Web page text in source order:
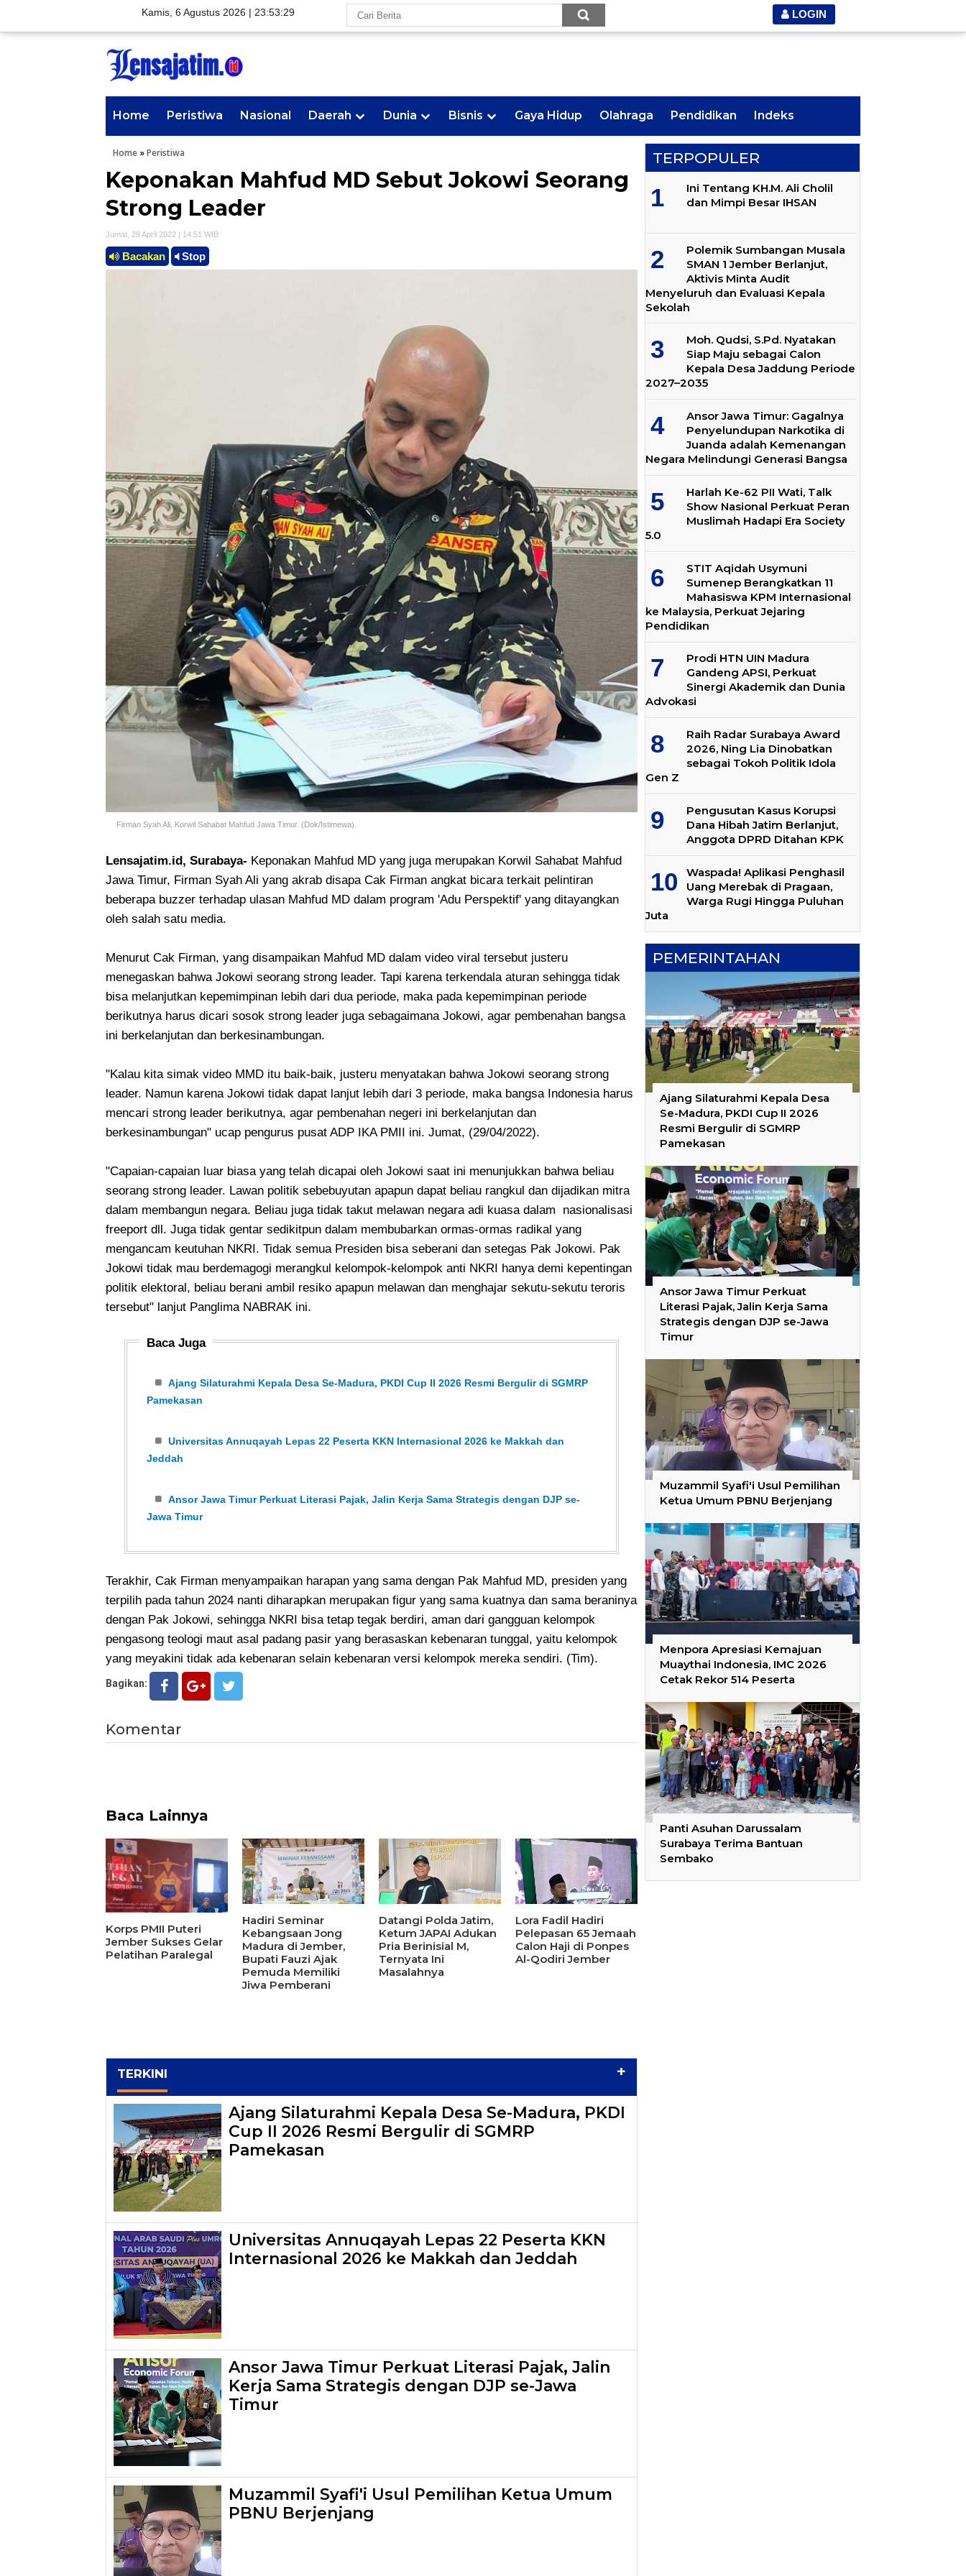
Kamis, 6 Agustus 2026 | 23:53:30 LOGIN
Home Peristiwa Nasional Daerah Dunia Bisnis Gaya Hidup Olahraga Pendidikan Indeks
Home »Peristiwa
Keponakan Mahfud MD Sebut Jokowi Seorang
Strong Leader
Jumat, 29 April 2022 | 14.51 WIB
Bacakan Stop
Firman Syah Ali, Korwil Sahabat Mahfud Jawa Timur. (Dok/Istimewa).
Lensajatim.id, Surabaya- Keponakan Mahfud MD yang juga merupakan Korwil Sahabat Mahfud
Jawa Timur, Firman Syah Ali yang akrab disapa Cak Firman angkat bicara terkait pelintiran
beberapa buzzer terhadap ulasan Mahfud MD dalam program 'Adu Perspektif' yang ditayangkan
oleh salah satu media.
Menurut Cak Firman, yang disampaikan Mahfud MD dalam video viral tersebut justeru
menegaskan bahwa Jokowi seorang strong leader. Tapi karena terkendala aturan sehingga tidak
bisa melanjutkan kepemimpinan lebih dari dua periode, maka pada kepemimpinan periode
berikutnya harus dicari sosok strong leader juga sebagaimana Jokowi, agar pembenahan bangsa
ini berkelanjutan dan berkesinambungan.
"Kalau kita simak video MMD itu baik-baik, justeru menyatakan bahwa Jokowi seorang strong
leader. Namun karena Jokowi tidak dapat lanjut lebih dari 3 periode, maka bangsa Indonesia harus
mencari strong leader berikutnya, agar pembenahan negeri ini berkelanjutan dan
berkesinambungan" ucap pengurus pusat ADP IKA PMII ini. Jumat, (29/04/2022).
"Capaian-capaian luar biasa yang telah dicapai oleh Jokowi saat ini menunjukkan bahwa beliau
seorang strong leader. Lawan politik sebebuyutan apapun dapat beliau rangkul dan dijadikan mitra
dalam membangun negara. Beliau juga tidak takut melawan negara adi kuasa dalam nasionalisasi
freeport dll. Juga tidak gentar sedikitpun dalam membubarkan ormas-ormas radikal yang
mengancam keutuhan NKRI. Tidak semua Presiden bisa seberani dan setegas Pak Jokowi. Pak
Jokowi tidak mau berdemagogi merangkul kelompok-kelompok anti NKRI hanya demi kepentingan
politik elektoral, beliau berani ambil resiko apapun melawan dan menghajar sekutu-sekutu teroris
tersebut" lanjut Panglima NABRAK ini.
Baca Juga
Ajang Silaturahmi Kepala Desa Se-Madura, PKDI Cup II 2026 Resmi Bergulir di SGMRP
Pamekasan
Universitas Annuqayah Lepas 22 Peserta KKN Internasional 2026 ke Makkah dan
Jeddah
Ansor Jawa Timur Perkuat Literasi Pajak, Jalin Kerja Sama Strategis dengan DJP se-
Jawa Timur
Terakhir, Cak Firman menyampaikan harapan yang sama dengan Pak Mahfud MD, presiden yang
terpilih pada tahun 2024 nanti diharapkan merupakan figur yang sama kuatnya dan sama beraninya
dengan Pak Jokowi, sehingga NKRI bisa tetap tegak berdiri, aman dari gangguan kelompok
pengasong teologi maut asal padang pasir yang berasaskan kebenaran tunggal, yaitu kelompok
yang meyakini tidak ada kebenaran selain kebenaran versi kelompok mereka sendiri. (Tim).
Bagikan:
Komentar
Baca Lainnya
Korps PMII Puteri
Jember Sukses Gelar
Pelatihan Paralegal
Hadiri Seminar
Kebangsaan Jong
Madura di Jember,
Bupati Fauzi Ajak
Pemuda Memiliki
Jiwa Pemberani
Datangi Polda Jatim,
Ketum JAPAI Adukan
Pria Berinisial M,
Ternyata Ini
Masalahnya
Lora Fadil Hadiri
Pelepasan 65 Jemaah
Calon Haji di Ponpes
Al-Qodiri Jember
TERKINI +
Ajang Silaturahmi Kepala Desa Se-Madura, PKDI
Cup II 2026 Resmi Bergulir di SGMRP
Pamekasan
Universitas Annuqayah Lepas 22 Peserta KKN
Internasional 2026 ke Makkah dan Jeddah
Ansor Jawa Timur Perkuat Literasi Pajak, Jalin
Kerja Sama Strategis dengan DJP se-Jawa
Timur
Muzammil Syafi'i Usul Pemilihan Ketua Umum
PBNU Berjenjang
TERPOPULER
Ini Tentang KH.M. Ali Cholil
dan Mimpi Besar IHSAN
Polemik Sumbangan Musala
SMAN 1 Jember Berlanjut,
Aktivis Minta Audit
Menyeluruh dan Evaluasi Kepala
Sekolah
Moh. Qudsi, S.Pd. Nyatakan
Siap Maju sebagai Calon
Kepala Desa Jaddung Periode
2027–2035
Ansor Jawa Timur: Gagalnya
Penyelundupan Narkotika di
Juanda adalah Kemenangan
Negara Melindungi Generasi Bangsa
Harlah Ke-62 PII Wati, Talk
Show Nasional Perkuat Peran
Muslimah Hadapi Era Society
5.0
STIT Aqidah Usymuni
Sumenep Berangkatkan 11
Mahasiswa KPM Internasional
ke Malaysia, Perkuat Jejaring
Pendidikan
Prodi HTN UIN Madura
Gandeng APSI, Perkuat
Sinergi Akademik dan Dunia
Advokasi
Raih Radar Surabaya Award
2026, Ning Lia Dinobatkan
sebagai Tokoh Politik Idola
Gen Z
Pengusutan Kasus Korupsi
Dana Hibah Jatim Berlanjut,
Anggota DPRD Ditahan KPK
Waspada! Aplikasi Penghasil
Uang Merebak di Pragaan,
Warga Rugi Hingga Puluhan
Juta
PEMERINTAHAN
Ajang Silaturahmi Kepala Desa
Se-Madura, PKDI Cup II 2026
Resmi Bergulir di SGMRP
Pamekasan
Ansor Jawa Timur Perkuat
Literasi Pajak, Jalin Kerja Sama
Strategis dengan DJP se-Jawa
Timur
Muzammil Syafi'i Usul Pemilihan
Ketua Umum PBNU Berjenjang
Menpora Apresiasi Kemajuan
Muaythai Indonesia, IMC 2026
Cetak Rekor 514 Peserta
Panti Asuhan Darussalam
Surabaya Terima Bantuan
Sembako